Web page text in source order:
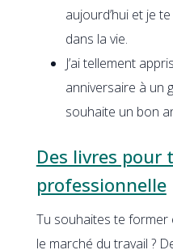
aujourd’hui et je
dans la vie.
J’ai tellement
anniversaire à un
souhaite un bon
Des livres pour
professionnelle
Tu souhaites te former
le marché du travail ?